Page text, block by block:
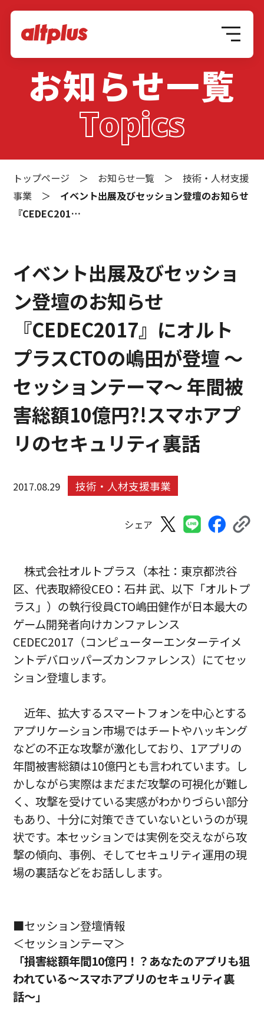
お知らせ一覧
Topics
トップページ ＞ お知らせ一覧 ＞技術・人材支援
事業 ＞ イベント出展及びセッション登壇のお知らせ
『CEDEC201…
イベント出展及びセッショ
ン登壇のお知らせ
『CEDEC2017』にオルト
プラスCTOの嶋田が登壇 〜
セッションテーマ〜 年間被
害総額10億円?!スマホアプ
リのセキュリティ裏話
2017.08.29 技術・人材支援事業
シェア
株式会社オルトプラス（本社：東京都渋谷
区、代表取締役CEO：石井 武、以下「オルトプ
ラス」）の執行役員CTO嶋田健作が日本最大の
ゲーム開発者向けカンファレンス
CEDEC2017（コンピューターエンターテイメ
ントデバロッパーズカンファレンス）にてセッ
ション登壇します。
近年、拡大するスマートフォンを中心とする
アプリケーション市場ではチートやハッキング
などの不正な攻撃が激化しており、1アプリの
年間被害総額は10億円とも言われています。し
かしながら実際はまだまだ攻撃の可視化が難し
く、攻撃を受けている実感がわかりづらい部分
もあり、十分に対策できていないというのが現
状です。本セッションでは実例を交えながら攻
撃の傾向、事例、そしてセキュリティ運用の現
場の裏話などをお話しします。
■セッション登壇情報
＜セッションテーマ＞
「損害総額年間10億円！？あなたのアプリも狙
われている〜スマホアプリのセキュリティ裏
話〜」